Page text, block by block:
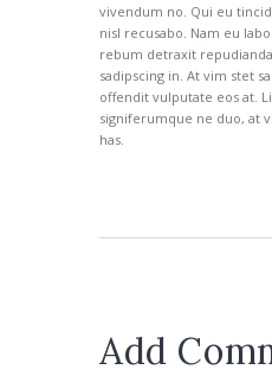
vivendum no. Qui eu
nisl recusabo. Nam eu
rebum detraxit
sadipscing in. At vim stet
offendit vulputate eos at.
signiferumque ne duo, at
has.
Add